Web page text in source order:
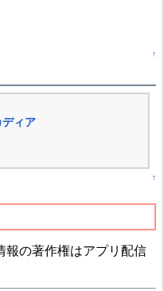
↑
ディア
↑
報の著作権はアプリ配信